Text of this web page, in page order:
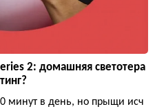
2: домашняя светотера
минут в день, но прыщи исч